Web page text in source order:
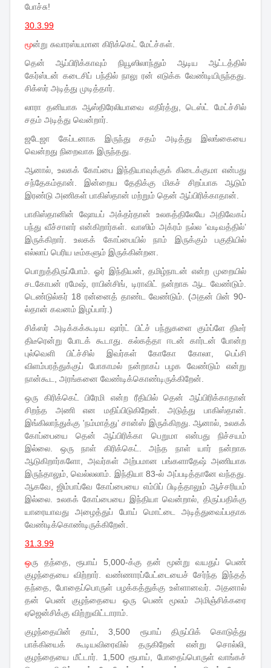
போச்சு!
30.3.99
மூன்று சுவாரஸ்யமான கிரிக்கெட் மேட்ச்கள்.
தென் ஆப்பிரிக்காவும் நியூஸிலாந்தும் ஆடிய ஆட்டத்தில்
கேர்ஸ்டன் கடைசிப் பந்தில் நாலு ரன் எடுக்க வேண்டியிருந்தது.
சிக்ஸர் அடித்து முடித்தார்.
லாரா தனியாக ஆஸ்திரேலியாவை எதிர்த்து, டெஸ்ட் மேட்ச்சில்
சதம் அடித்து வென்றார்.
ஜடேஜா கேப்டனாக இருந்து சதம் அடித்து இலங்கையை
வென்றது நிறைவாக இருந்தது.
ஆனால், உலகக் கோப்பை இந்தியாவுக்குக் கிடைக்குமா என்பது
சந்தேகம்தான். இன்றைய தேதிக்கு மிகச் சிறப்பாக ஆடும்
இரண்டு அணிகள் பாகிஸ்தான் மற்றும் தென் ஆப்பிரிக்காதான்.
பாகிஸ்தானின் ஷோயப் அக்தர்தான் உலகத்திலேயே அதிவேகப்
பந்து வீச்சாளர் என்கிறார்கள். வாஸிம் அக்ரம் நல்ல 'வடிவத்தில்’
இருக்கிறார். உலகக் கோப்பையில் நாம் இருக்கும் பகுதியில்
எல்லாப் பெரிய டீம்களும் இருக்கின்றன.
பொறுத்திருப்போம். ஓர் இந்தியன், தமிழ்நாடன் என்ற முறையில்
சடகோபன் ரமேஷ், ராபின்சிங், டிராவிட் நன்றாக ஆட வேண்டும்.
டெண்டுல்கர் 18 ரன்னைத் தாண்ட வேண்டும். (அதன் பின் 90-
ல்தான் கவனம் இழப்பார்.)
சிக்ஸர் அடிக்கக்கூடிய ஷார்ட் பிட்ச் பந்துகளை கும்ப்ளே திடீர்
திடீரென்று போடக் கூடாது. கல்கத்தா ஈடன் கார்டன் போன்ற
புல்வெளி பிட்ச்சில் இவர்கள் கோகோ கோலா, பெப்சி
விளம்பரத்துக்குப் போகாமல் நன்றாகப் பழக வேண்டும் என்று
நான்கூட, அரங்கனை வேண்டிக்கொண்டிருக்கிறேன்.
ஒரு கிரிக்கெட் பிரேமி என்ற ரீதியில் தென் ஆப்பிரிக்காதான்
சிறந்த அணி என மதிப்பிடுகிறேன். அடுத்து பாகிஸ்தான்.
இங்கிலாந்துக்கு 'நம்மாத்து’ சான்ஸ் இருக்கிறது. ஆனால், உலகக்
கோப்பையை தென் ஆப்பிரிக்கா பெறுமா என்பது நிச்சயம்
இல்லை. ஒரு நாள் கிரிக்கெட். அந்த நாள் யார் நன்றாக
ஆடுகிறார்களோ, அவர்கள் அற்பமான பங்களாதேஷ் அணியாக
இருந்தாலும், வெல்லலாம். இந்தியா 83-ல் அப்படித்தானே வந்தது.
ஆகவே, ஜிம்பாப்வே கோப்பையை எம்பிப் பிடித்தாலும் ஆச்சரியம்
இல்லை. உலகக் கோப்பையை இந்தியா வென்றால், திருப்பதிக்கு
யாரையாவது அழைத்துப் போய் மொட்டை அடித்துவைப்பதாக
வேண்டிக்கொண்டிருக்கிறேன்.
31.3.99
ஒரு தந்தை, ரூபாய் 5,000-க்கு தன் மூன்று வயதுப் பெண்
குழந்தையை விற்றார். வண்ணாரப்பேட்டையைச் சேர்ந்த இந்தத்
தந்தை, போதைப்பொருள் பழக்கத்துக்கு உள்ளானவர். அதனால்
தன் பெண் குழந்தையை ஒரு பெண் மூலம் அமிஞ்சிக்கரை
ஏஜென்சிக்கு விற்றுவிட்டாராம்.
குழந்தையின் தாய், 3,500 ரூபாய் திருப்பிக் கொடுத்து
பாக்கியைக் கூடியவிரைவில் தருகிறேன் என்று சொல்லி,
குழந்தையை மீட்டார். 1,500 ரூபாய், போதைப்பொருள் வாங்கச்